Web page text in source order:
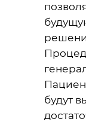
будут